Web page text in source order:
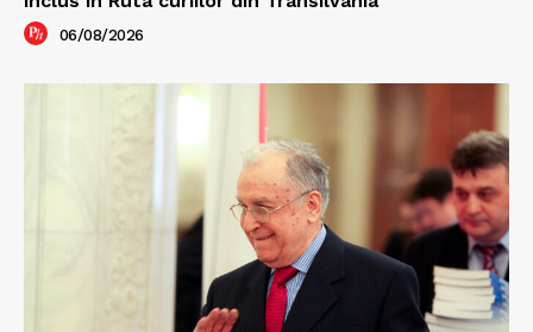
06/08/2026